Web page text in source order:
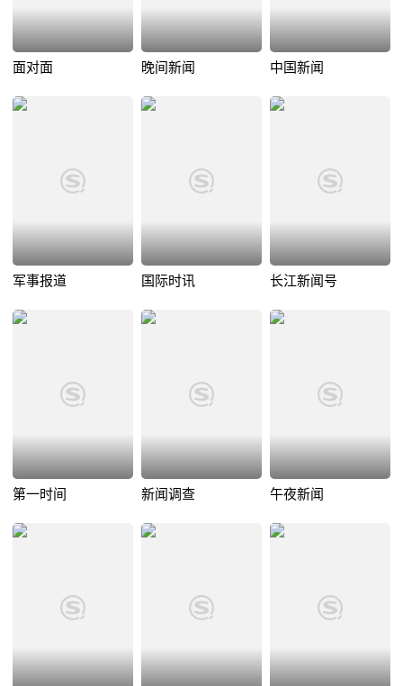
面对面 晚间新闻 中国新闻
军事报道 国际时讯 长江新闻号
第一时间 新闻调查 午夜新闻